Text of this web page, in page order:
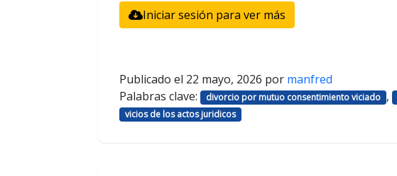
Iniciar sesión para ver más
Publicado el 22 mayo, 2026 por manfred
Palabras clave:
divorcio por mutuo consentimiento viciado ,
vicios de los actos juridicos